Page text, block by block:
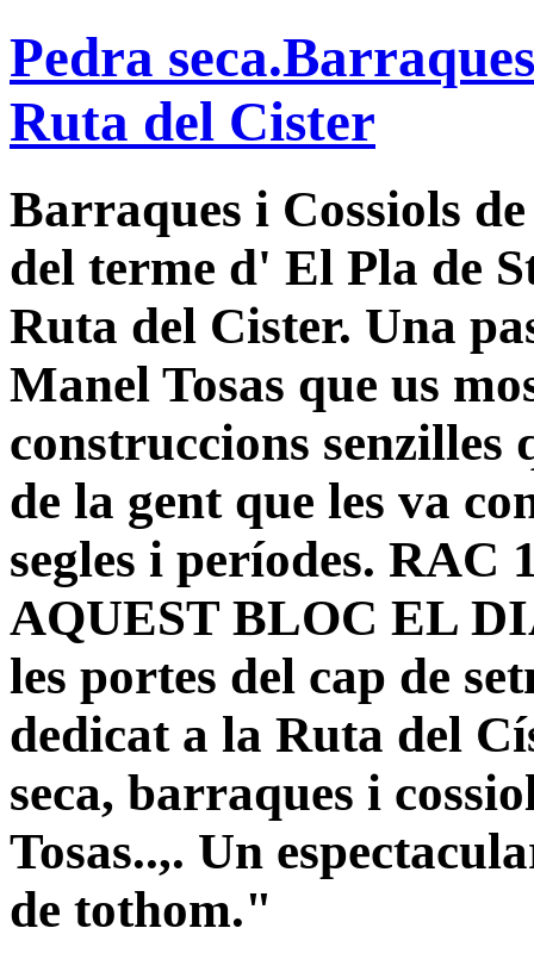
Pedra
Ruta del Cister
Barraques i Cossiols
del terme d' El Pla de
Ruta del Cister. Una
Manel Tosas que us
construccions senzilles
de la gent que les va
segles i períodes.
AQUEST BLOC EL
les portes del cap de
dedicat a la Ruta del
seca, barraques i
Tosas..,. Un
de tothom."